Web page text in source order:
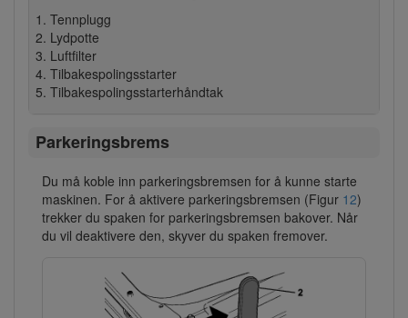
Tennplugg
Lydpotte
Luftfilter
Tilbakespolingsstarter
Tilbakespolingsstarterhåndtak
Parkeringsbrems
Du må koble inn parkeringsbremsen for å kunne starte
maskinen. For å aktivere parkeringsbremsen (Figur 12)
trekker du spaken for parkeringsbremsen bakover. Når
du vil deaktivere den, skyver du spaken fremover.